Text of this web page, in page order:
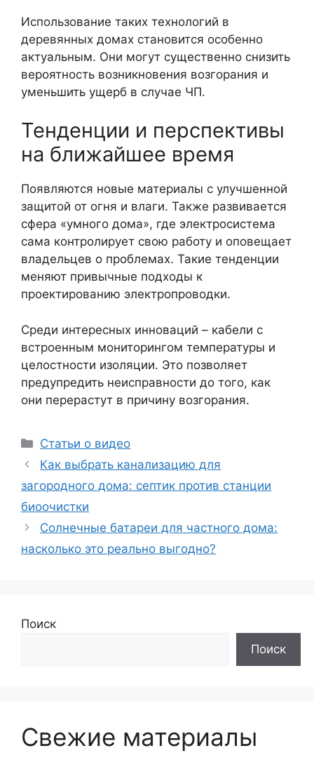
Использование таких технологий в
деревянных домах становится особенно
актуальным. Они могут существенно снизить
вероятность возникновения возгорания и
уменьшить ущерб в случае ЧП.
Тенденции и перспективы
на ближайшее время
Появляются новые материалы с улучшенной
защитой от огня и влаги. Также развивается
сфера «умного дома», где электросистема
сама контролирует свою работу и оповещает
владельцев о проблемах. Такие тенденции
меняют привычные подходы к
проектированию электропроводки.
Среди интересных инноваций – кабели с
встроенным мониторингом температуры и
целостности изоляции. Это позволяет
предупредить неисправности до того, как
они перерастут в причину возгорания.
Рубрики
Статьи о видео
Как выбрать канализацию для
загородного дома: септик против станции
биоочистки
Солнечные батареи для частного дома:
насколько это реально выгодно?
Поиск
Поиск
Свежие материалы